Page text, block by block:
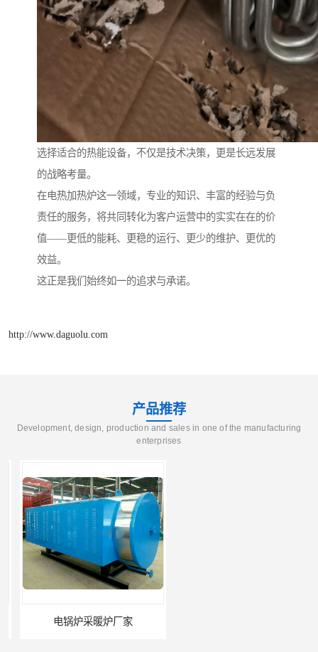
选择适合的热能设备，不仅是技术决策，更是长远发展
的战略考量。
在电热加热炉这一领域，专业的知识、丰富的经验与负
责任的服务，将共同转化为客户运营中的实实在在的价
值——更低的能耗、更稳的运行、更少的维护、更优的
效益。
这正是我们始终如一的追求与承诺。
http://www.daguolu.com
产品推荐
Development, design, production and sales in one of the manufacturing
enterprises
电锅炉采暖炉厂家